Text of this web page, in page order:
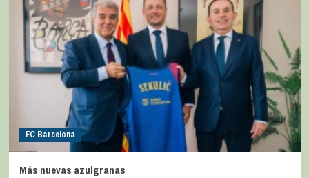
FC Barcelona
Más nuevas azulgranas